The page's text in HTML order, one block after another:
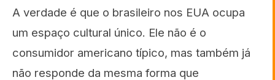
A verdade é que o brasileiro nos EUA ocupa
um espaço cultural único. Ele não é o
consumidor americano típico, mas também já
não responde da mesma forma que